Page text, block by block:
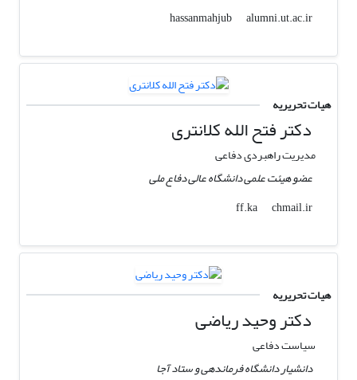
hassanmahjub
alumni.ut.ac.ir
هیات تحریریه
دکتر فتح الله کلانتری
مدیریت راهبردی دفاعی
عضو هیئت علمی دانشگاه عالی دفاع ملی
ff.ka
chmail.ir
هیات تحریریه
دکتر وحید ریاضی
سیاست دفاعی
دانشیار دانشگاه فرماندهی و ستاد آجا